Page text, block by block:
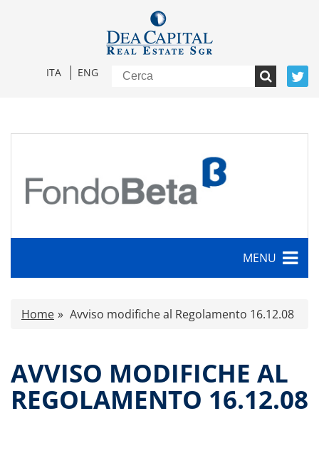
ITA ENG
MENU
Caratteristiche
Proventi distribuiti
Documenti di offerta
Home Avviso modifiche al Regolamento 16.12.08
AVVISO MODIFICHE AL
REGOLAMENTO 16.12.08